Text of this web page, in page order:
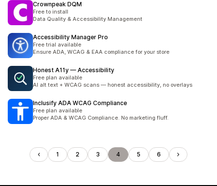
Crownpeak DQM
Free to install
Data Quality & Accessibility Management
Accessibility Manager Pro
Free trial available
Ensure ADA, WCAG & EAA compliance for your store
Honest A11y — Accessibility
Free plan available
AI alt text + WCAG scans — honest accessibility, no overlays
Inclusify ADA WCAG Compliance
Free plan available
Proper ADA & WCAG Compliance. No marketing fluff.
1 2 3 4 5 6